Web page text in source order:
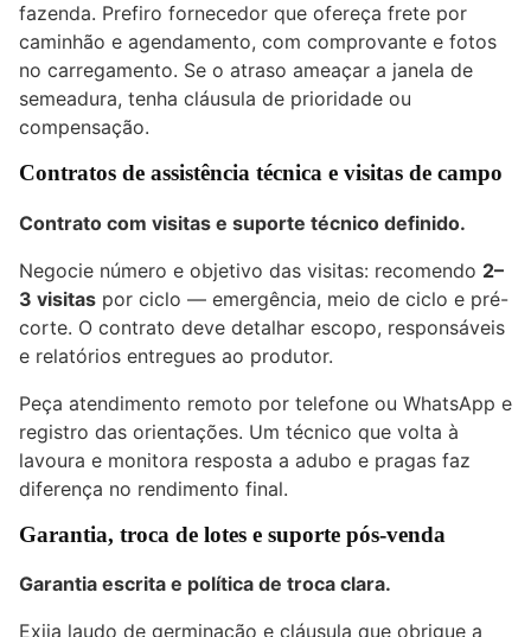
fazenda. Prefiro fornecedor que ofereça frete por
caminhão e agendamento, com comprovante e fotos
no carregamento. Se o atraso ameaçar a janela de
semeadura, tenha cláusula de prioridade ou
compensação.
Contratos de assistência técnica e visitas de campo
Contrato com visitas e suporte técnico definido.
Negocie número e objetivo das visitas: recomendo 2–
3 visitas por ciclo — emergência, meio de ciclo e pré-
corte. O contrato deve detalhar escopo, responsáveis
e relatórios entregues ao produtor.
Peça atendimento remoto por telefone ou WhatsApp e
registro das orientações. Um técnico que volta à
lavoura e monitora resposta a adubo e pragas faz
diferença no rendimento final.
Garantia, troca de lotes e suporte pós-venda
Garantia escrita e política de troca clara.
Exija laudo de germinação e cláusula que obrigue a